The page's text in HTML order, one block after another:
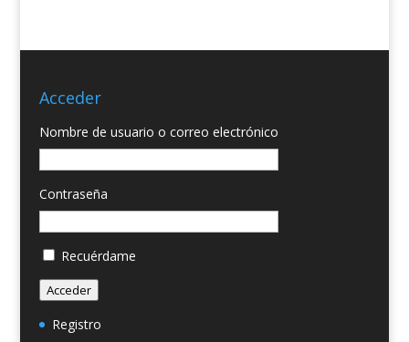
Acceder
Nombre de usuario o correo electrónico
Contraseña
Recuérdame
Acceder
Registro